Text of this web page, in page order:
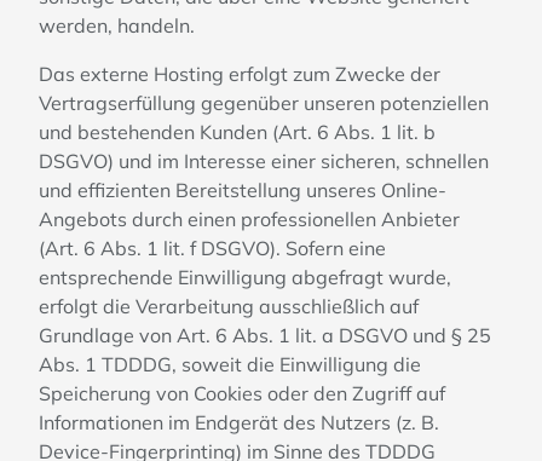
werden, handeln.
Das externe Hosting erfolgt zum Zwecke der
Vertragserfüllung gegenüber unseren potenziellen
und bestehenden Kunden (Art. 6 Abs. 1 lit. b
DSGVO) und im Interesse einer sicheren, schnellen
und effizienten Bereitstellung unseres Online-
Angebots durch einen professionellen Anbieter
(Art. 6 Abs. 1 lit. f DSGVO). Sofern eine
entsprechende Einwilligung abgefragt wurde,
erfolgt die Verarbeitung ausschließlich auf
Grundlage von Art. 6 Abs. 1 lit. a DSGVO und § 25
Abs. 1 TDDDG, soweit die Einwilligung die
Speicherung von Cookies oder den Zugriff auf
Informationen im Endgerät des Nutzers (z. B.
Device-Fingerprinting) im Sinne des TDDDG